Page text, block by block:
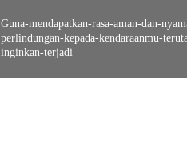
Guna-mendapatkan-rasa-aman-dan-
perlindungan-kepada-kendaraanmu-
inginkan-terjadi